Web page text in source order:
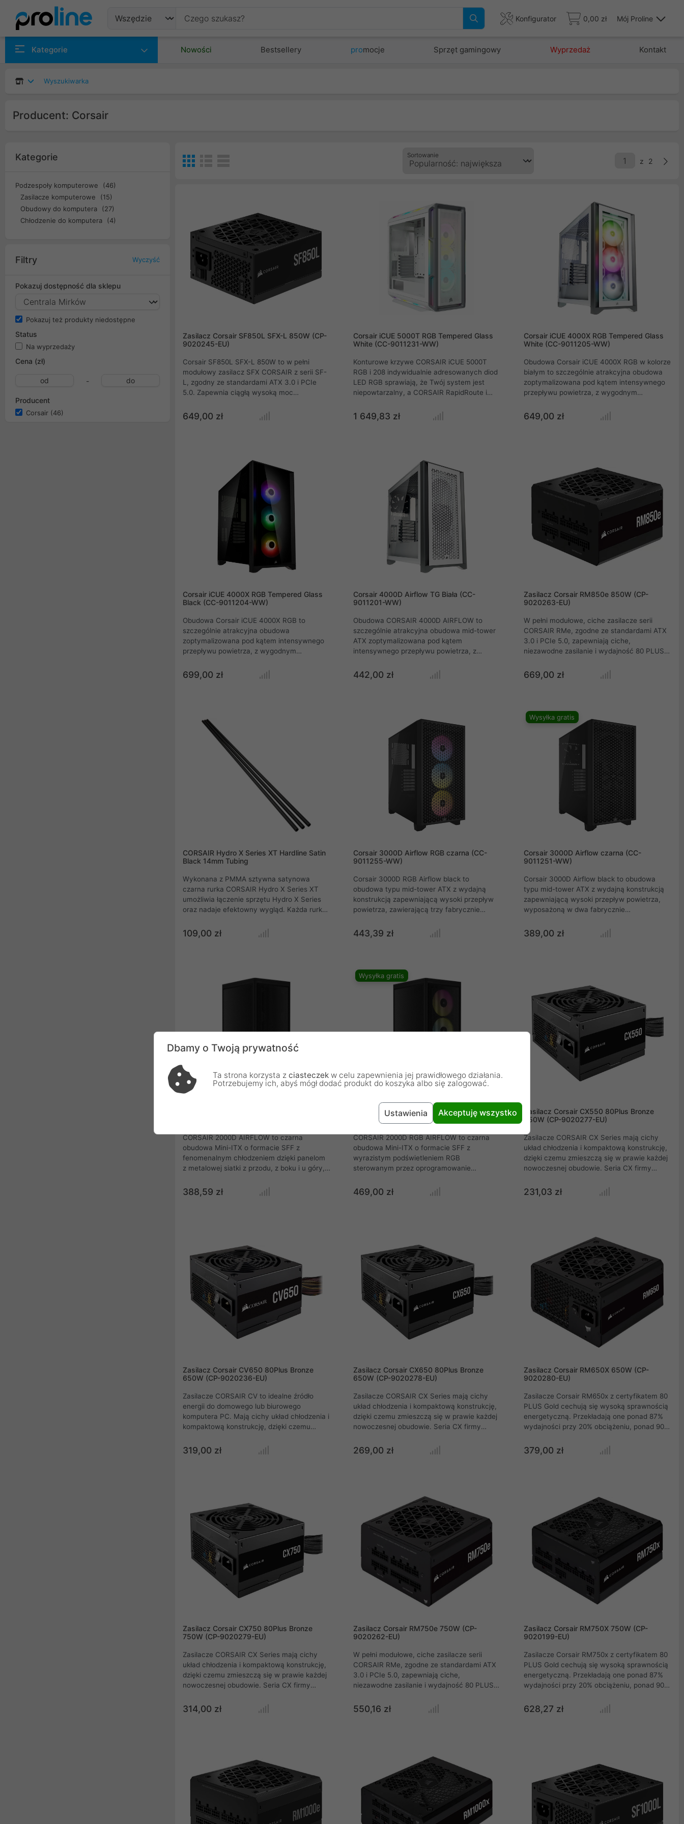
Konfigurator 0,00 zł Mój Proline
Kategorie Nowości Bestsellery promocje Sprzęt gamingowy Wyprzedaż Kontakt
Wyszukiwarka
Producent: Corsair
Kategorie
Podzespoły komputerowe
(46)
Zasilacze komputerowe
(15)
Obudowy do komputera
(27)
Chłodzenie do komputera
(4)
Filtry Wyczyść
Pokazuj dostępność dla sklepu
Pokazuj też produkty niedostępne
Status
Na wyprzedaży
Cena (zł)
-
Producent
Corsair (46)
Sortowanie
z 2
Zasilacz Corsair SF850L SFX-L 850W (CP-
9020245-EU)
Corsair SF850L SFX-L 850W to w pełni
modułowy zasilacz SFX CORSAIR z serii SF-
L, zgodny ze standardami ATX 3.0 i PCIe
5.0. Zapewnia ciągłą wysoką moc
komputerowy, a wszystko to w kompaktowej
obudowie SFX-L. Dołączony kabel GPU PCIe
649,00 zł
Corsair iCUE 5000T RGB Tempered Glass
White (CC-9011231-WW)
Konturowe krzywe CORSAIR iCUE 5000T
RGB i 208 indywidualnie adresowanych diod
LED RGB sprawiają, że Twój system jest
niepowtarzalny, a CORSAIR RapidRoute i
Przyciągaj wzrok dzięki unikalnemu stylowi i
wzornictwu 5000T RGB. Charakterystyczne
dorównać żaden inny model.
1 649,83 zł
Corsair iCUE 4000X RGB Tempered Glass
White (CC-9011205-WW)
Obudowa Corsair iCUE 4000X RGB w kolorze
białym to szczególnie atrakcyjna obudowa
zoptymalizowana pod kątem intensywnego
przepływu powietrza, z wygodnym
wentylatorami Crosair AirGuide 120 mm
zapewniającymi wyjątkowe chłodzenie oraz
atrakcyjny wygląd podzespołów i
podświetlenie RGB dzięki łatwo nasuwanemu
i zsuwanemu panelowi. Zacznij od niej, aby
najłatwiej zbudować wymarzony komputer.
649,00 zł
Corsair iCUE 4000X RGB Tempered Glass
Black (CC-9011204-WW)
Obudowa Corsair iCUE 4000X RGB to
szczególnie atrakcyjna obudowa
zoptymalizowana pod kątem intensywnego
przepływu powietrza, z wygodnym
wentylatorami Crosair AirGuide 120 mm
zapewniającymi wyjątkowe chłodzenie oraz
znakomity przepływ powietrza. Wyeksponuj
atrakcyjny wygląd podzespołów i
podświetlenie RGB dzięki łatwo nasuwanemu
i zsuwanemu panelowi. Zacznij od niej, aby
najłatwiej zbudować wymarzony komputer.
699,00 zł
Corsair 4000D Airflow TG Biała (CC-
9011201-WW)
Obudowa CORSAIR 4000D AIRFLOW to
szczególnie atrakcyjna obudowa mid-tower
ATX zoptymalizowana pod kątem
intensywnego przepływu powietrza, z
dwoma wentylatorami CORSAIR AirGuide
120 mm zapewniającymi wyjątkowe
atrakcyjny wygląd podzespołów i
podświetlenie RGB dzięki łatwo nasuwanemu
i zsuwanemu panelowi. Zacznij od niej, aby
najłatwiej zbudować wymarzony komputer.
442,00 zł
Zasilacz Corsair RM850e 850W (CP-
9020263-EU)
W pełni modułowe, ciche zasilacze serii
CORSAIR RMe, zgodne ze standardami ATX
3.0 i PCIe 5.0, zapewniają ciche,
niezawodne zasilanie i wydajność 80 PLUS
Corsair RM850e ATX 3.0 o mocy ciągłej 850
W oferuje w pełni modułowe zarządzanie
669,00 zł
CORSAIR Hydro X Series XT Hardline Satin
Black 14mm Tubing
Wykonana z PMMA sztywna satynowa
czarna rurka CORSAIR Hydro X Series XT
umożliwia łączenie sprzętu Hydro X Series
oraz nadaje efektowny wygląd. Każda rurka
wewnętrzną 10 mm. Długość każdego z nich
wynosi 100 centymetrów. Rury akrylowe są
109,00 zł
Corsair 3000D Airflow RGB czarna (CC-
9011255-WW)
Corsair 3000D RGB Airflow black to
obudowa typu mid-tower ATX z wydajną
konstrukcją zapewniającą wysoki przepływ
powietrza, zawierającą trzy fabrycznie
RGB, które zapewniają doskonałe chłodzenie
i żywe efekty świetlne. To najlepszy wybór
chłodzenia i elastycznej konfiguracji. Dzięki
wyrafinowanej konstrukcji i licznym
funkcjom, obudowa ta zapewnia idealne
środowisko dla wysokowydajnych
443,39 zł
Wysyłka gratis
Corsair 3000D Airflow czarna (CC-
9011251-WW)
Corsair 3000D Airflow black to obudowa
typu mid-tower ATX z wydajną konstrukcją
zapewniającą wysoki przepływ powietrza,
wyposażoną w dwa fabrycznie
które zapewniają wyjątkowy przepływ
powietrza. To najlepszy wybór dla
funkcjom, obudowa ta zapewnia idealne
środowisko dla wysokowydajnych
komponentów.
389,00 zł
CORSAIR 2000D AIRFLOW to czarna
obudowa Mini-ITX o formacie SFF z
fenomenalnym chłodzeniem dzięki panelom
z metalowej siatki z przodu, z boku i u góry,
systemu. Nie musisz rezygnować z
wydajności, wybierając obudowę SFF.
zwiększające przepływ powietrza z
wszystkich stron.
388,59 zł
Wysyłka gratis
Corsair 2000D Airflow RGB mini-atx czarna
(CC-9011246-WW)
CORSAIR 2000D RGB AIRFLOW to czarna
obudowa Mini-ITX o formacie SFF z
wyrazistym podświetleniem RGB
sterowanym przez oprogramowanie
chłodzeniem dzięki panelom z metalowej
siatki, które zapewniają intensywny przepływ
które pomieści do ośmiu 120-milimetrowych
wentylatorów oraz ma siateczkowe panele
zwiększające przepływ powietrza z
wszystkich stron.
469,00 zł
Zasilacz Corsair CX550 80Plus Bronze
550W (CP-9020277-EU)
Zasilacze CORSAIR CX Series mają cichy
układ chłodzenia i kompaktową konstrukcję,
dzięki czemu zmieszczą się w prawie każdej
nowoczesnej obudowie. Seria CX firmy
oczekują prostych zasilaczy o wydajności 80
PLUS Bronze. Oferowany tutaj CX Series
231,03 zł
Zasilacz Corsair CV650 80Plus Bronze
650W (CP-9020236-EU)
Zasilacze CORSAIR CV to idealne źródło
energii do domowego lub biurowego
komputera PC. Mają cichy układ chłodzenia i
kompaktową konstrukcję, dzięki czemu
obudowie. Wydajność klasy 80 PLUS Bronze
gwarantuje nieprzerwany dopływ pełnej
319,00 zł
Zasilacz Corsair CX650 80Plus Bronze
650W (CP-9020278-EU)
Zasilacze CORSAIR CX Series mają cichy
układ chłodzenia i kompaktową konstrukcję,
dzięki czemu zmieszczą się w prawie każdej
nowoczesnej obudowie. Seria CX firmy
oczekują prostych zasilaczy o wydajności 80
PLUS Bronze. Oferowany tutaj CX Series
269,00 zł
Zasilacz Corsair RM650X 650W (CP-
9020280-EU)
Zasilacze Corsair RM650x z certyfikatem 80
PLUS Gold cechują się wysoką sprawnością
energetyczną. Przekładają one ponad 87%
wydajności przy 20% obciążeniu, ponad 90%
obciążeniu. Dzięki temu zasilacze te
efektywnie przekształcają energię
Corsair to renomowany producent sprzętu
komputerowego, a zasilacze RM650x są
znane z solidnej konstrukcji i wysokiej jakości
wykonania. Zasilacze te są starannie
zaprojektowane i testowane, aby zapewnić
niezawodność i długotrwałą wydajność.
379,00 zł
Zasilacz Corsair CX750 80Plus Bronze
750W (CP-9020279-EU)
Zasilacze CORSAIR CX Series mają cichy
układ chłodzenia i kompaktową konstrukcję,
dzięki czemu zmieszczą się w prawie każdej
nowoczesnej obudowie. Seria CX firmy
oczekują prostych zasilaczy o wydajności 80
PLUS Bronze. Oferowany tutaj CX Series
314,00 zł
Zasilacz Corsair RM750e 750W (CP-
9020262-EU)
W pełni modułowe, ciche zasilacze serii
CORSAIR RMe, zgodne ze standardami ATX
3.0 i PCIe 5.0, zapewniają ciche,
niezawodne zasilanie i wydajność 80 PLUS
Corsair RM750e ATX 3.0 o mocy ciągłej 750
W oferuje w pełni modułowe zarządzanie
550,16 zł
Zasilacz Corsair RM750X 750W (CP-
9020199-EU)
Zasilacze Corsair RM750x z certyfikatem 80
PLUS Gold cechują się wysoką sprawnością
energetyczną. Przekładają one ponad 87%
wydajności przy 20% obciążeniu, ponad 90%
obciążeniu. Dzięki temu zasilacze te
efektywnie przekształcają energię
komputerowego, a zasilacze RM750x są
znane z solidnej konstrukcji i wysokiej jakości
wykonania. Zasilacze te są starannie
zaprojektowane i testowane, aby zapewnić
niezawodność i długotrwałą wydajność.
628,27 zł
Dbamy o Twoją prywatność
Ta strona korzysta z ciasteczek w celu zapewnienia jej prawidłowego działania.
Potrzebujemy ich, abyś mógł dodać produkt do koszyka albo się zalogować.
Ustawienia Akceptuję wszystko